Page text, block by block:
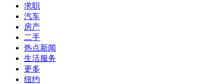
求职
汽车
房产
二手
热点新闻
生活服务
更多
纽约